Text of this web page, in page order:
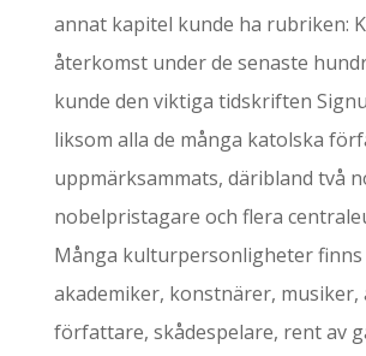
annat kapitel kunde ha rubriken:
återkomst under de senaste
kunde den viktiga tidskriften
liksom alla de många katolska
uppmärksammats, däribland två
nobelpristagare och flera
Många kulturpersonligheter finns
akademiker, konstnärer, musiker,
författare, skådespelare, rent av